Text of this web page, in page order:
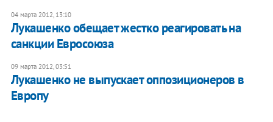
04 марта 2012, 13:10
Лукашенко обещает жестко реагировать на
санкции Евросоюза
09 марта 2012, 03:51
Лукашенко не выпускает оппозиционеров в
Европу